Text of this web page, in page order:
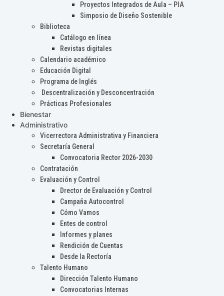
Proyectos Integrados de Aula – PIA
Simposio de Diseño Sostenible
Biblioteca
Catálogo en línea
Revistas digitales
Calendario académico
Educación Digital
Programa de Inglés
Descentralización y Desconcentración
Prácticas Profesionales
Bienestar
Administrativo
Vicerrectora Administrativa y Financiera
Secretaría General
Convocatoria Rector 2026-2030
Contratación
Evaluación y Control
Drector de Evaluación y Control
Campaña Autocontrol
Cómo Vamos
Entes de control
Informes y planes
Rendición de Cuentas
Desde la Rectoría
Talento Humano
Dirección Talento Humano
Convocatorias Internas